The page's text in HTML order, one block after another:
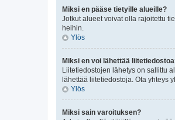
Miksi en pääse tietyille alueille?
Jotkut alueet voivat olla rajoitettu
heihin.
Ylös
Miksi en voi lähettää
Liitetiedostojen lähetys on sallittu
lähettää liitetiedostoja. Ota yhteys
Ylös
Miksi sain varoituksen?